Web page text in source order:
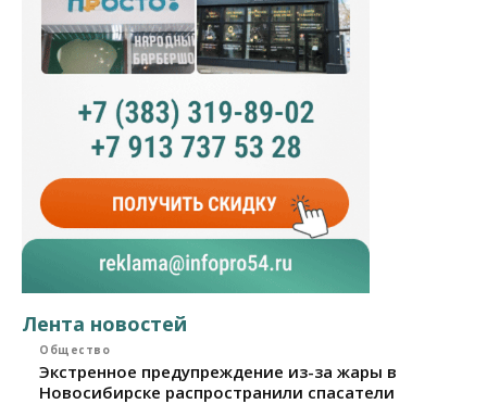
Лента новостей
Общество
Экстренное предупреждение из-за жары в
Новосибирске распространили спасатели